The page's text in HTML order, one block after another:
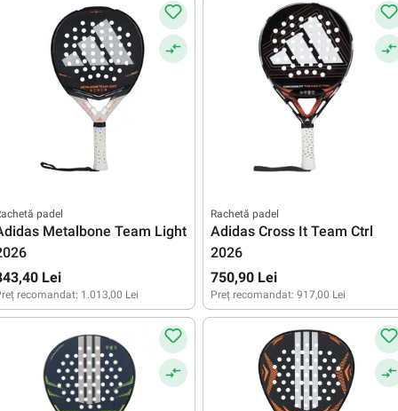
padel
Metalbone Team Light
Lei
recomandat: 1.013,00 Lei
Rachetă padel
Adidas Cross It Team Ctrl
2026
750,90 Lei
Preț recomandat: 917,00 Lei